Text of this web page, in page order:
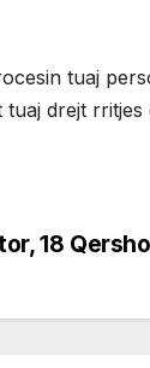
tuaj
tuaj drejt rritjes
18